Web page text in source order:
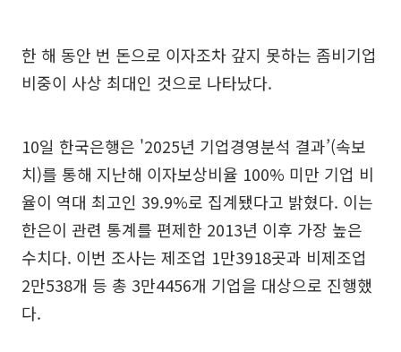
한 해 동안 번 돈으로 이자조차 갚지 못하는 좀비기업
비중이 사상 최대인 것으로 나타났다.
10일 한국은행은 '2025년 기업경영분석 결과’(속보
치)를 통해 지난해 이자보상비율 100% 미만 기업 비
율이 역대 최고인 39.9%로 집계됐다고 밝혔다. 이는
한은이 관련 통계를 편제한 2013년 이후 가장 높은
수치다. 이번 조사는 제조업 1만3918곳과 비제조업
2만538개 등 총 3만4456개 기업을 대상으로 진행했
다.